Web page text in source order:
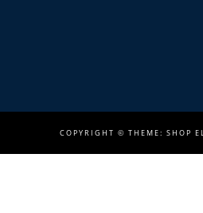
COPYRIGHT © THEME: SHOP